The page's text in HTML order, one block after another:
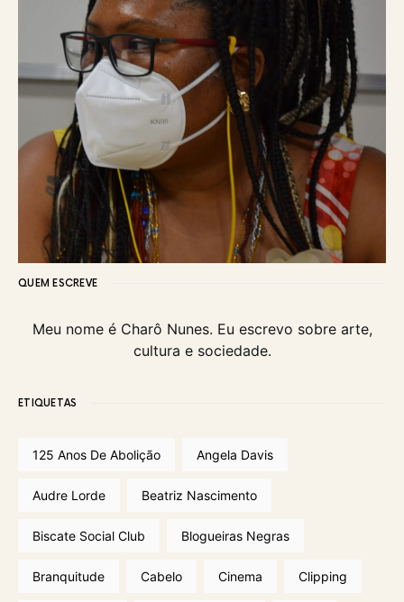
QUEM ESCREVE
Meu nome é Charô Nunes. Eu escrevo sobre arte,
cultura e sociedade.
ETIQUETAS
125 Anos De Abolição Angela Davis
Audre Lorde Beatriz Nascimento
Biscate Social Club Blogueiras Negras
Branquitude Cabelo Cinema Clipping